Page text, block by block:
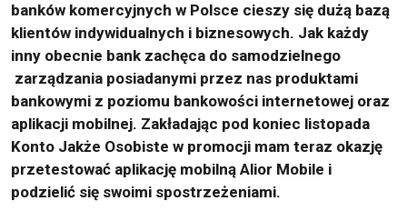
banków komercyjnych w Polsce cieszy się dużą bazą
klientów indywidualnych i biznesowych. Jak każdy
inny obecnie bank zachęca do samodzielnego
zarządzania posiadanymi przez nas produktami
bankowymi z poziomu bankowości internetowej oraz
aplikacji mobilnej. Zakładając pod koniec listopada
Konto Jakże Osobiste w promocji mam teraz okazję
przetestować aplikację mobilną Alior Mobile i
podzielić się swoimi spostrzeżeniami.